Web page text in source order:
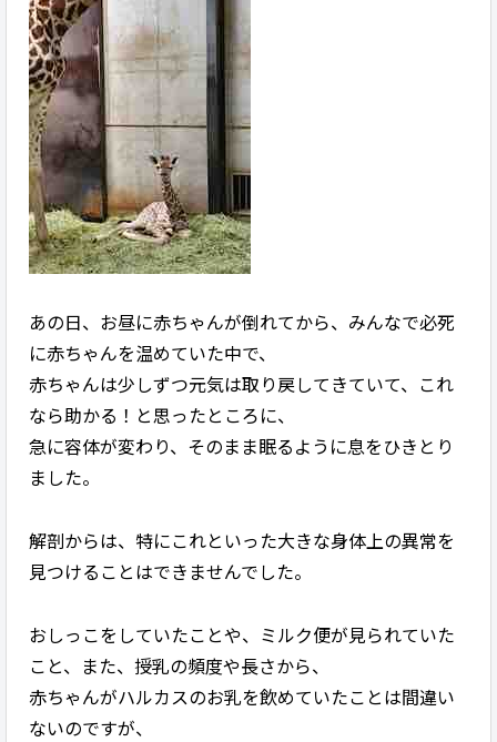
あの日、お昼に赤ちゃんが倒れてから、みんなで必死
に赤ちゃんを温めていた中で、
赤ちゃんは少しずつ元気は取り戻してきていて、これ
なら助かる！と思ったところに、
急に容体が変わり、そのまま眠るように息をひきとり
ました。
解剖からは、特にこれといった大きな身体上の異常を
見つけることはできませんでした。
おしっこをしていたことや、ミルク便が見られていた
こと、また、授乳の頻度や長さから、
赤ちゃんがハルカスのお乳を飲めていたことは間違い
ないのですが、